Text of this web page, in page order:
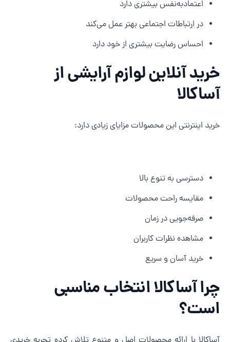
اعتمادبه‌نفس بیشتری دارد
در ارتباطات اجتماعی بهتر عمل می‌کند
احساس رضایت بیشتری از خود دارد
آنلاین لوازم آرایشی از
اینترنتی این محصولات مزایای زیادی دارد:
دسترسی به تنوع بالا
مقایسه راحت محصولات
صرفه‌جویی در زمان
مشاهده نظرات کاربران
خرید آسان و سریع
آساکالا انتخاب مناسبی